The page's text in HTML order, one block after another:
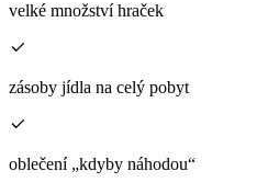
velké množství hraček
zásoby jídla na celý pobyt
oblečení „kdyby náhodou“